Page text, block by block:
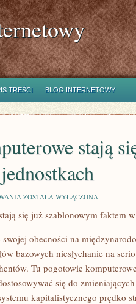
TREŚCI BLOG INTERNETOWY
stają
SIECI
STAJĄ
SIĘ
SZABLONOWYM
FAKTEM
JEDNOSTKACH
ZOSTAŁA WYŁĄCZONA
się już szablonowym faktem
swojej obecności na
bazowych niesłychanie na
Tu pogotowie
się do
kapitalistycznego prędko